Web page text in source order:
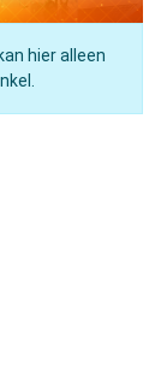
hier alleen